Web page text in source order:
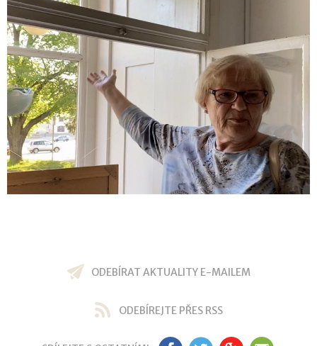
ODEBÍRAT AKTUALITY E-MAILEM
ODEBÍREJTE PŘES RSS